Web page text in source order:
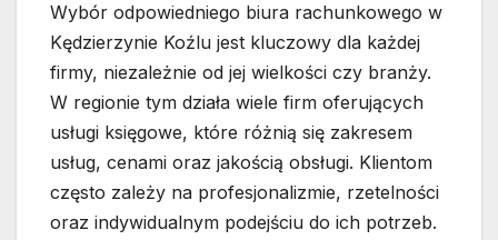
Wybór odpowiedniego biura rachunkowego w
Kędzierzynie Koźlu jest kluczowy dla każdej
firmy, niezależnie od jej wielkości czy branży.
W regionie tym działa wiele firm oferujących
usługi księgowe, które różnią się zakresem
usług, cenami oraz jakością obsługi. Klientom
często zależy na profesjonalizmie, rzetelności
oraz indywidualnym podejściu do ich potrzeb.